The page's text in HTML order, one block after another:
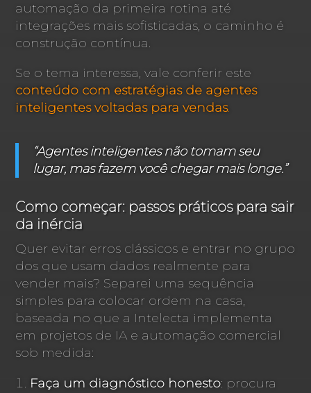
automação da primeira rotina até
integrações mais sofisticadas, o caminho é
construção contínua.
Se o tema interessa, vale conferir este
conteúdo com estratégias de agentes
inteligentes voltadas para vendas.
“Agentes inteligentes não tomam seu
lugar, mas fazem você chegar mais longe.”
Como começar: passos práticos para sair
da inércia
Quer evitar erros clássicos e entrar no grupo
dos que usam dados realmente para
vender mais? Separei uma sequência
simples para colocar ordem na casa,
baseada no que a Intelecta implementa
em projetos de IA e automação comercial
sob medida:
Faça um diagnóstico honesto: procura